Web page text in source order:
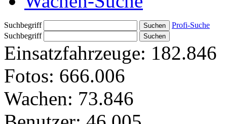
Suchbegriff
Profi-Suche
Suchbegriff
Einsatzfahrzeuge: 182.846
Fotos: 666.006
Wachen: 73.846